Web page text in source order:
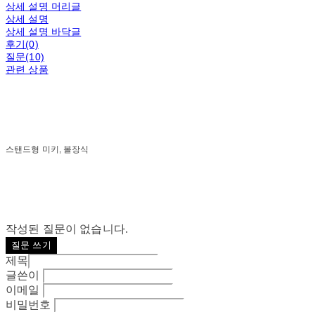
상세 설명 머리글
상세 설명
상세 설명 바닥글
후기(0)
질문(10)
관련 상품
스탠드형 미키, 볼장식
작성된 질문이 없습니다.
질문 쓰기
제목
글쓴이
이메일
비밀번호